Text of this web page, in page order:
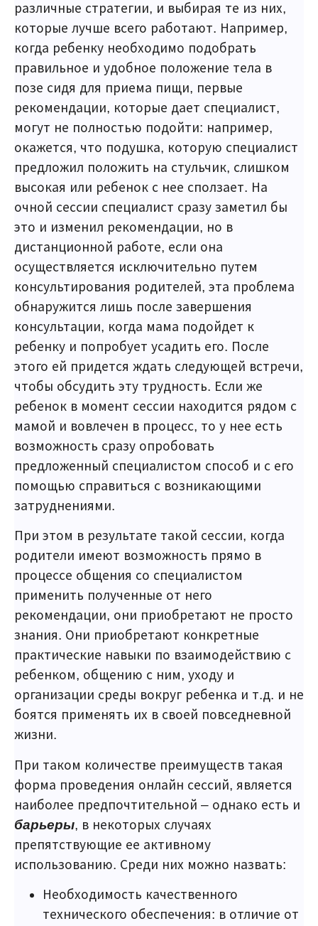
различные стратегии, и выбирая те из них,
которые лучше всего работают. Например,
когда ребенку необходимо подобрать
правильное и удобное положение тела в
позе сидя для приема пищи, первые
рекомендации, которые дает специалист,
могут не полностью подойти: например,
окажется, что подушка, которую специалист
предложил положить на стульчик, слишком
высокая или ребенок с нее сползает. На
очной сессии специалист сразу заметил бы
это и изменил рекомендации, но в
дистанционной работе, если она
осуществляется исключительно путем
консультирования родителей, эта проблема
обнаружится лишь после завершения
консультации, когда мама подойдет к
ребенку и попробует усадить его. После
этого ей придется ждать следующей встречи,
чтобы обсудить эту трудность. Если же
ребенок в момент сессии находится рядом с
мамой и вовлечен в процесс, то у нее есть
возможность сразу опробовать
предложенный специалистом способ и с его
помощью справиться с возникающими
затруднениями.
При этом в результате такой сессии, когда
родители имеют возможность прямо в
процессе общения со специалистом
применить полученные от него
рекомендации, они приобретают не просто
знания. Они приобретают конкретные
практические навыки по взаимодействию с
ребенком, общению с ним, уходу и
организации среды вокруг ребенка и т.д. и не
боятся применять их в своей повседневной
жизни.
При таком количестве преимуществ такая
форма проведения онлайн сессий, является
наиболее предпочтительной – однако есть и
барьеры, в некоторых случаях
препятствующие ее активному
использованию. Среди них можно назвать:
Необходимость качественного
технического обеспечения: в отличие от